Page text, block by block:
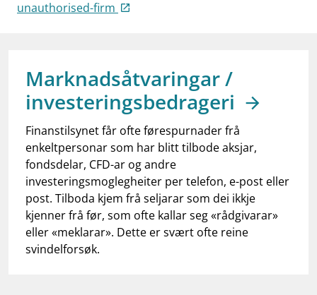
work_outlineJobb hos oss
notifications_none Abonner på nyhetsvarsel
unauthorised-firm
Marknadsåtvaringar /
investeringsbedrageri
Finanstilsynet får ofte førespurnader frå
enkeltpersonar som har blitt tilbode aksjar,
fondsdelar, CFD-ar og andre
investeringsmoglegheiter per telefon, e-post eller
post. Tilboda kjem frå seljarar som dei ikkje
kjenner frå før, som ofte kallar seg «rådgivarar»
eller «meklarar». Dette er svært ofte reine
svindelforsøk.